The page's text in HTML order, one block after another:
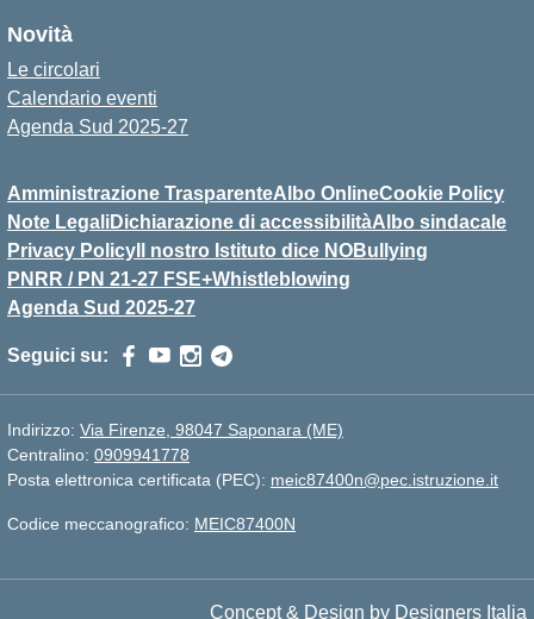
Novità
Le circolari
Calendario eventi
Agenda Sud 2025-27
Amministrazione TrasparenteAlbo OnlineCookie Policy
Note LegaliDichiarazione di accessibilitàAlbo sindacale
Privacy Policy Il nostro Istituto dice NOBullying
PNRR / PN 21-27 FSE+Whistleblowing
Agenda Sud 2025-27
Seguici su:
Indirizzo: Via Firenze, 98047 Saponara (ME)
Centralino: 0909941778
Posta elettronica certificata (PEC): meic87400n@pec.istruzione.it
Codice meccanografico: MEIC87400N
Concept & Design by Designers Italia